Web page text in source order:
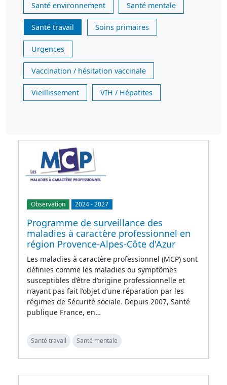
Santé environnement Santé mentale
Santé travail Soins primaires
Urgences
Vaccination / hésitation vaccinale
Vieillissement VIH / Hépatites
Observation 2024-2027
Programme de surveillance des
maladies à caractère professionnel en
région Provence-Alpes-Côte d'Azur
Les maladies à caractère professionnel (MCP) sont
définies comme les maladies ou symptômes
susceptibles d’être d’origine professionnelle et
n’ayant pas fait l’objet d’une réparation par les
régimes de Sécurité sociale. Depuis 2007, Santé
publique France, en…
Santé travail Santé mentale